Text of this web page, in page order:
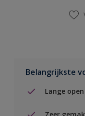
Belangrijkste
Lange